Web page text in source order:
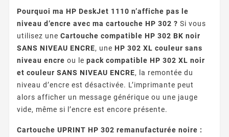
Pourquoi ma HP DeskJet 1110 n’affiche pas le
niveau d’encre avec ma cartouche HP 302 ? Si vous
utilisez une Cartouche compatible HP 302 BK noir
SANS NIVEAU ENCRE, une HP 302 XL couleur sans
niveau encre ou le pack compatible HP 302 XL noir
et couleur SANS NIVEAU ENCRE, la remontée du
niveau d’encre est désactivée. L’imprimante peut
alors afficher un message générique ou une jauge
vide, même si l’encre est encore présente.
Cartouche UPRINT HP 302 remanufacturée noire :